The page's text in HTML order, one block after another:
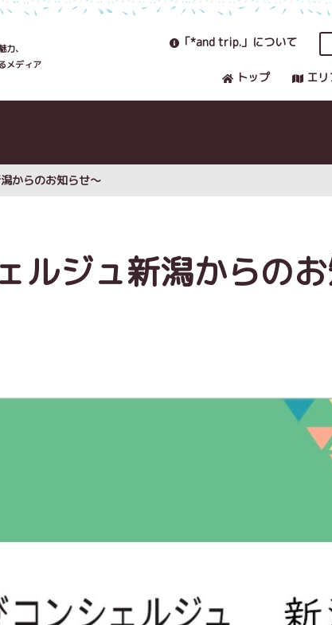
、
メディア
「*and trip.」について
トップ エ
からのお知らせ～
ルジュ新潟からの